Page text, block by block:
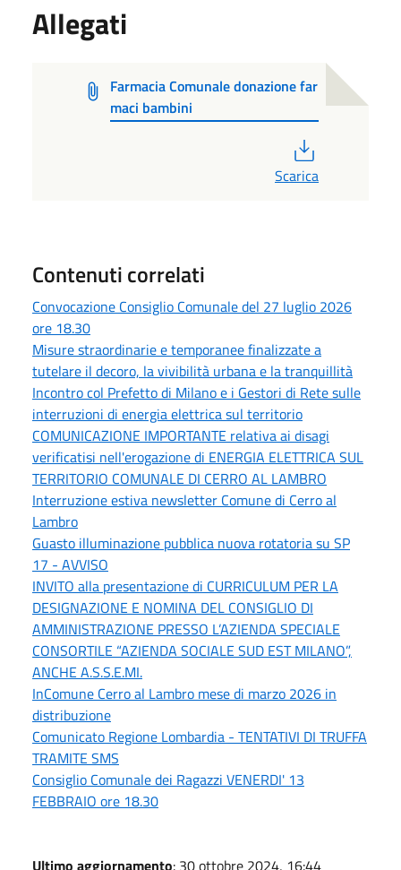
Allegati
Farmacia Comunale donazione far
maci bambini
Scarica
Contenuti correlati
Convocazione Consiglio Comunale del 27 luglio 2026
ore 18.30
Misure straordinarie e temporanee finalizzate a
tutelare il decoro, la vivibilità urbana e la tranquillità
Incontro col Prefetto di Milano e i Gestori di Rete sulle
interruzioni di energia elettrica sul territorio
COMUNICAZIONE IMPORTANTE relativa ai disagi
verificatisi nell'erogazione di ENERGIA ELETTRICA SUL
TERRITORIO COMUNALE DI CERRO AL LAMBRO
Interruzione estiva newsletter Comune di Cerro al
Lambro
Guasto illuminazione pubblica nuova rotatoria su SP
17 - AVVISO
INVITO alla presentazione di CURRICULUM PER LA
DESIGNAZIONE E NOMINA DEL CONSIGLIO DI
AMMINISTRAZIONE PRESSO L’AZIENDA SPECIALE
CONSORTILE “AZIENDA SOCIALE SUD EST MILANO”,
ANCHE A.S.S.E.MI.
InComune Cerro al Lambro mese di marzo 2026 in
distribuzione
Comunicato Regione Lombardia - TENTATIVI DI TRUFFA
TRAMITE SMS
Consiglio Comunale dei Ragazzi VENERDI' 13
FEBBRAIO ore 18.30
Ultimo aggiornamento: 30 ottobre 2024, 16:44